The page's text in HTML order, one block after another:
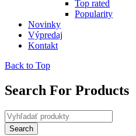
Top rated
Popularity
Novinky
Výpredaj
Kontakt
Back to Top
Search For Products